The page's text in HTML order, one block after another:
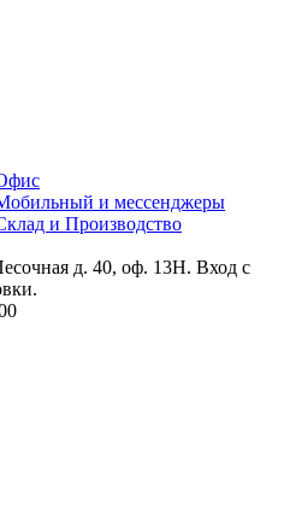
и мессенджеры
и Производство
д. 40, оф. 13Н. Вход с